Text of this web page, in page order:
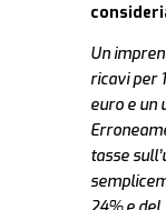
Un
ricavi per
euro e un
tasse